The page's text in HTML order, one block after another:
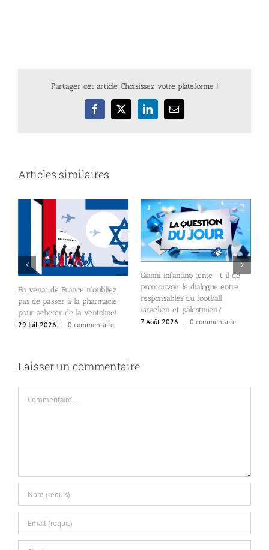
Partager cet article, Choisissez votre plateforme !
Facebook
X LinkedInEmail
Articles similaires
En venat de France n’oubliez
pas de passer à la pharmacie
pour acheter de la ventoline!
29 Juil 2026
| 0 commentaire
Gianni Infantino tente -t il de
promouvoir le dialogue entre
responsables du football
israélien et palestinien?
7 Août 2026
| 0 commentaire
Laisser un commentaire